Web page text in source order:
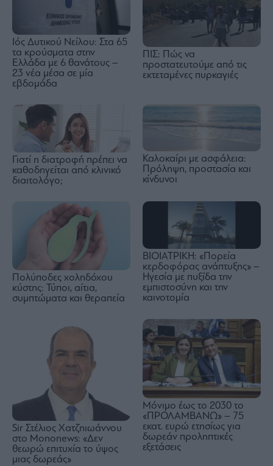
Ιός Δυτικού Νείλου: Στα 65
τα κρούσματα στην
Ελλάδα με 6 θανάτους –
23 νέα μέσα σε μία
εβδομάδα
ΠΙΣ: Πώς να
προστατευτούμε από τις
εκτεταμένες πυρκαγιές
Γιατί η διατροφή πρέπει να
καθοδηγείται από κλινικό
διαιτολόγο;
Καλοκαίρι με ασφάλεια:
Πρόληψη, προστασία και
κίνδυνοι
Πολύποδες χοληδόχου
κύστης: Τύποι, αίτια,
συμπτώματα και θεραπεία
ΒΙΟΙΑΤΡΙΚΗ: «Πορεία
κερδοφόρας ανάπτυξης» –
Ηγεσία με πυξίδα την
εμπιστοσύνη και την
καινοτομία
Sir Στέλιος Χατζηιωάννου
στο Mononews: «Δεν
θεωρώ επιτυχία το ύψος
μιας δωρεάς»
Μόνιμο έως το 2030 το
«ΠΡΟΛΑΜΒΑΝΩ» – 75
εκατ. ευρώ ετησίως για
δωρεάν προληπτικές
εξετάσεις